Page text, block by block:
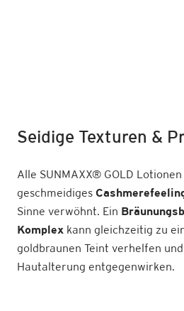
Seidige Texturen &
Alle SUNMAXX® GOLD
geschmeidiges
Sinne verwöhnt. Ein
Komplex kann gleichzeitig zu
goldbraunen Teint verhelfen
Hautalterung entgegenwirken.